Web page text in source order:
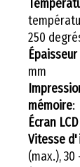
250
mm
mémoire:
Écran
Vitesse
(max.),